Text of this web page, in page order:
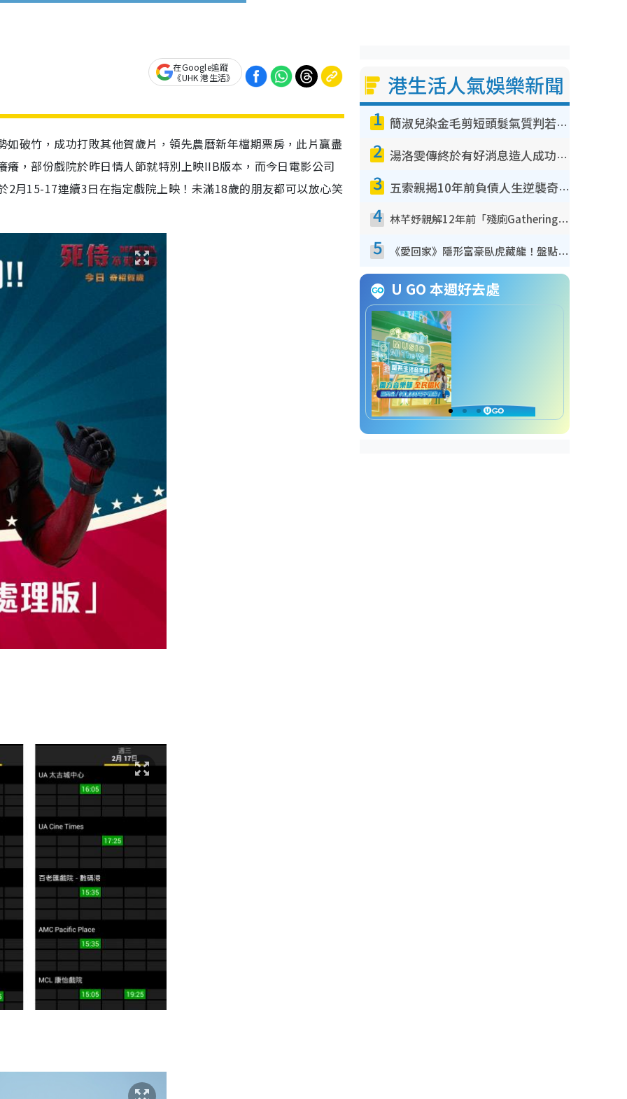
在Google追蹤
《UHK 港生活》
破竹，成功打敗其他賀歲片，領先農曆新年檔期票房，此片贏盡
，部份戲院於昨日情人節就特別上映IIB版本，而今日電影公司
月15-17連續3日在指定戲院上映！未滿18歲的朋友都可以放心笑
港生活人氣娛樂新聞
1 簡淑兒染金毛剪短頭髮氣質判若兩人！嚇壞老公麥大力都認唔出：「你做咩事？」
2 湯洛雯傳終於有好消息造人成功！兩大細節曝孕味極濃惹猜測：大肚婆先會咁！
3 五索親揭10年前負債人生逆襲奇蹟！全靠去一地方轉運後即遇上馬先生
4 林芊妤親解12年前「殘廁Gathering」真相！高層解約一句話重創尊嚴至今拒返TVB
5 《愛回家》隱形富豪臥虎藏龍！盤點12位財氣逼人的有錢藝人：呢位靚女3億身家唔憂做
U GO 本週好去處